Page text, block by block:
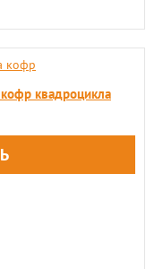
квадроцикла